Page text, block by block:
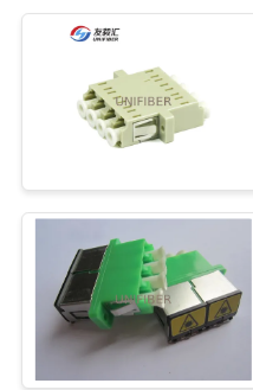
ออปติก
สายเคเบิ
แบบหลา
ก่อน